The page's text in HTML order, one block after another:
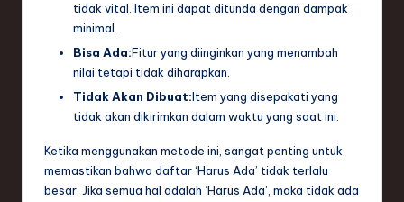
tidak vital. Item ini dapat ditunda dengan dampak
minimal.
Bisa Ada:Fitur yang diinginkan yang menambah
nilai tetapi tidak diharapkan.
Tidak Akan Dibuat:Item yang disepakati yang
tidak akan dikirimkan dalam waktu yang saat ini.
Ketika menggunakan metode ini, sangat penting untuk
memastikan bahwa daftar ‘Harus Ada’ tidak terlalu
besar. Jika semua hal adalah ‘Harus Ada’, maka tidak ada